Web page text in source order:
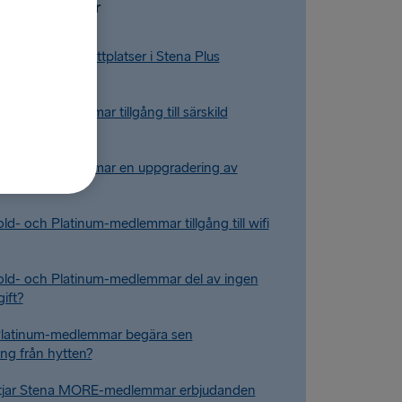
Vanliga frågor
jag gratis sittplatser i Stena Plus
medlemmar tillgång till särskild
medlemmar en uppgradering av
och Platinum-medlemmar tillgång till wifi
och Platinum-medlemmar del av ingen
medlemmar begära sen
från hytten?
Stena MORE-medlemmar erbjudanden